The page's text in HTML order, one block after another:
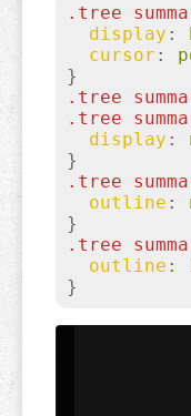
.tree
display :
cursor :
}
.tree
.tree
display :
}
.tree
outline :
}
.tree
outline :
}